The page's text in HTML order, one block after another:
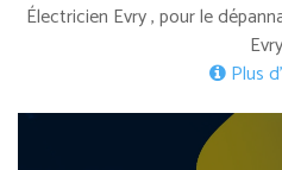
Électricien Evry , pour le
Evry
Plus